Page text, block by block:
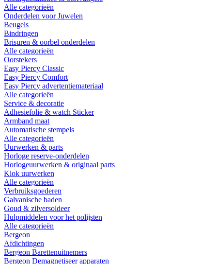
Alle categorieën
Onderdelen voor Juwelen
Beugels
Bindringen
Brisuren & oorbel onderdelen
Alle categorieën
Oorstekers
Easy Piercy Classic
Easy Piercy Comfort
Easy Piercy advertentiemateriaal
Alle categorieën
Service & decoratie
Adhesiefolie & watch Sticker
Armband maat
Automatische stempels
Alle categorieën
Uurwerken & parts
Horloge reserve-onderdelen
Horlogeuurwerken & originaal parts
Klok uurwerken
Alle categorieën
Verbruiksgoederen
Galvanische baden
Goud & zilversoldeer
Hulpmiddelen voor het polijsten
Alle categorieën
Bergeon
Afdichtingen
Bergeon Barettenuitnemers
Bergeon Demagnetiseer apparaten